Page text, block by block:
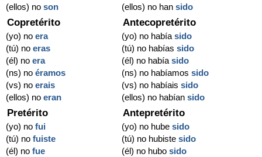
(ellos) no son
(ellos) no hansido
Copretérito
(yo) no era
(tú) no eras
(él) no era
(ns) no éramos
(vs) no erais
(ellos) no eran
Antecopretérito
(yo) no habíasido
(tú) no habíassido
(él) no habíasido
(ns) no habíamossido
(vs) no habíaissido
(ellos) no habíansido
Pretérito
(yo) no fui
(tú) no fuiste
(él) no fue
Antepretérito
(yo) no hubesido
(tú) no hubistesido
(él) no hubosido